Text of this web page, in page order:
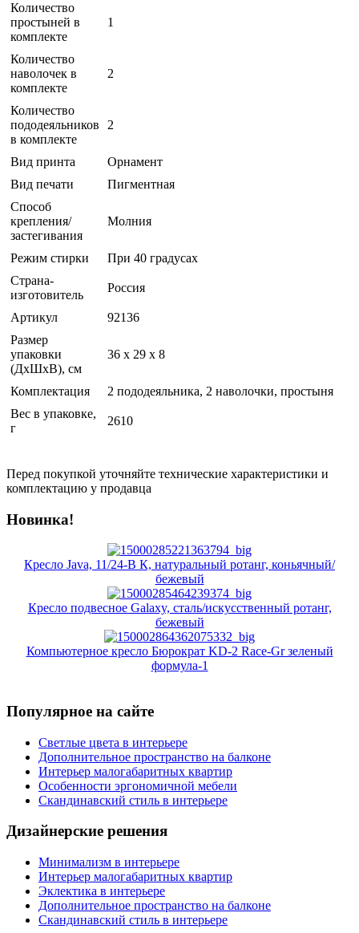
Количество
простыней в
комплекте
1
Количество
наволочек в
комплекте
2
Количество
пододеяльников
в комплекте
2
Вид принта
Орнамент
Вид печати
Пигментная
Способ
крепления/
застегивания
Молния
Режим стирки
При 40 градусах
Страна-
изготовитель
Россия
Артикул
92136
Размер
упаковки
(ДхШхВ), см
36 x 29 x 8
Комплектация
2 пододеяльника, 2 наволочки, простыня
Вес в упаковке,
г
2610
Перед покупкой уточняйте технические характеристики и
комплектацию у продавца
Новинка!
Кресло Java, 11/24-В К, натуральный ротанг, коньячный/
бежевый
Кресло подвесное Galaxy, сталь/искусственный ротанг,
бежевый
Компьютерное кресло Бюрократ KD-2 Race-Gr зеленый
формула-1
Популярное на сайте
Светлые цвета в интерьере
Дополнительное пространство на балконе
Интерьер малогабаритных квартир
Особенности эргономичной мебели
Скандинавский стиль в интерьере
Дизайнерские решения
Минимализм в интерьере
Интерьер малогабаритных квартир
Эклектика в интерьере
Дополнительное пространство на балконе
Скандинавский стиль в интерьере